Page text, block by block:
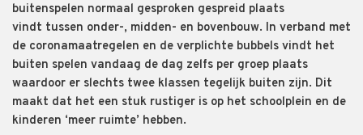
buitenspelen normaal gesproken gespreid plaats
vindt tussen onder-, midden- en bovenbouw. In verband met
de coronamaatregelen en de verplichte bubbels vindt het
buiten spelen vandaag de dag zelfs per groep plaats
waardoor er slechts twee klassen tegelijk buiten zijn. Dit
maakt dat het een stuk rustiger is op het schoolplein en de
kinderen ‘meer ruimte’ hebben.